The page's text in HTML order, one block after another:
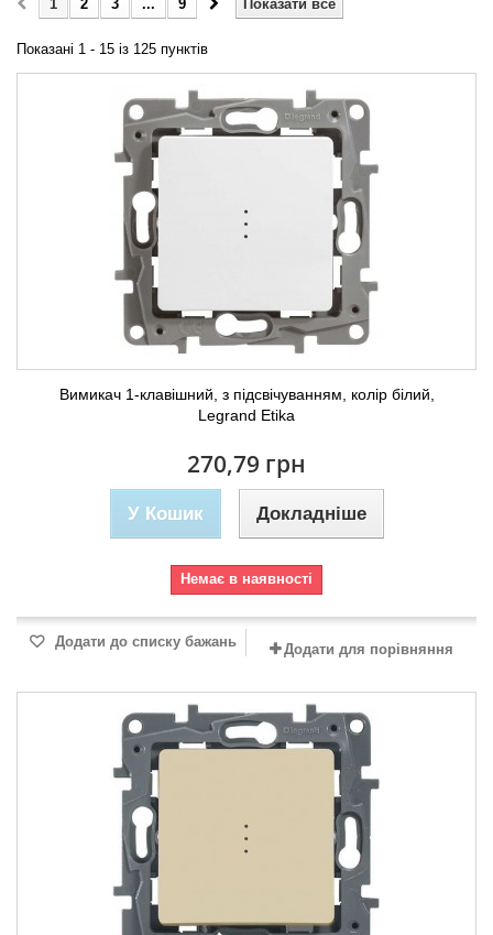
Показати все
1 2 3 ... 9
Показані 1 - 15 із 125 пунктів
Вимикач 1-клавішний, з підсвічуванням, колір білий,
Legrand Etika
270,79 грн
У Кошик Докладніше
Немає в наявності
Додати до списку бажань Додати для порівняння